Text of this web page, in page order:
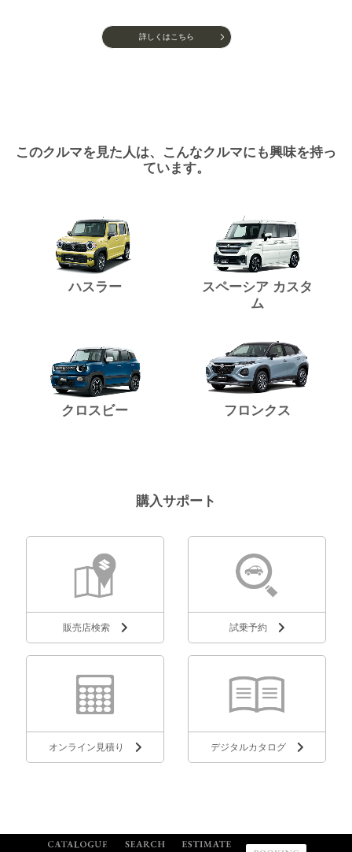
詳しくはこちら
このクルマを見た人は、こんなクルマにも興味を持っ
ています。
ハスラー
スペーシア カスタ
ム
クロスビー フロンクス
購入サポート
販売店検索 試乗予約
オンライン見積り デジタルカタログ